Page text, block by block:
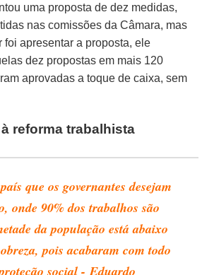
uma proposta de dez medidas,
nas comissões da Câmara, mas
foi apresentar a proposta, ele
dez propostas em mais 120
aprovadas a toque de caixa, sem
reforma trabalhista
que os governantes desejam
onde 90% dos trabalhos são
da população está abaixo
pois acabaram com todo
social - Eduardo